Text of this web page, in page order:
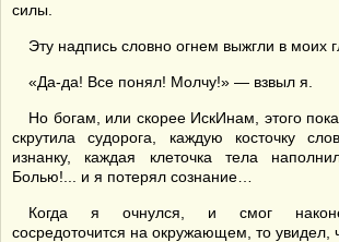
силы.
Эту надпись словно огнем выжгли в моих
«Да-да! Все понял! Молчу!» — взвыл я.
Но богам, или скорее ИскИнам, этого
скрутила судорога, каждую косточку
изнанку, каждая клеточка тела
Болью!... и я потерял сознание…
Когда я очнулся, и смог
сосредоточится на окружающем, то увидел,